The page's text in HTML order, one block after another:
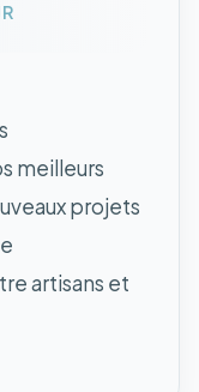
meilleurs
projets
artisans et